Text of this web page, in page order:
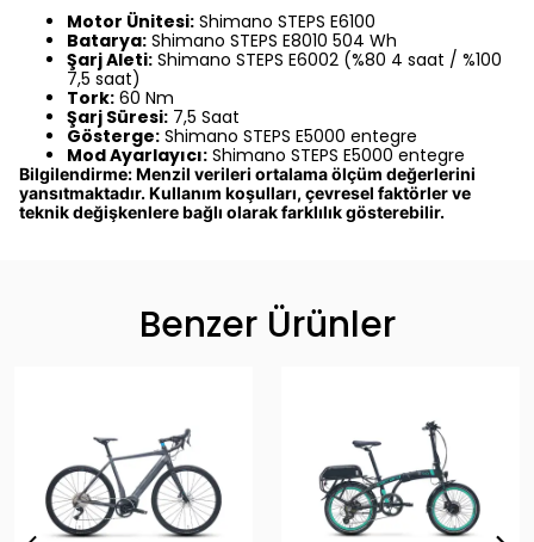
Motor Ünitesi: Shimano STEPS E6100
Batarya: Shimano STEPS E8010 504 Wh
Şarj Aleti: Shimano STEPS E6002 (%80 4 saat / %100
7,5 saat)
Tork: 60 Nm
Şarj Süresi: 7,5 Saat
Gösterge: Shimano STEPS E5000 entegre
Mod Ayarlayıcı: Shimano STEPS E5000 entegre
Bilgilendirme: Menzil verileri ortalama ölçüm değerlerini
yansıtmaktadır. Kullanım koşulları, çevresel faktörler ve
teknik değişkenlere bağlı olarak farklılık gösterebilir.
Benzer Ürünler